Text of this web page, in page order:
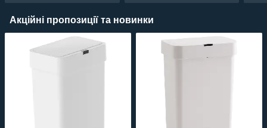
Акційні пропозиції та новинки